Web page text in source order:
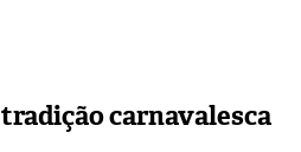
carnavalesca